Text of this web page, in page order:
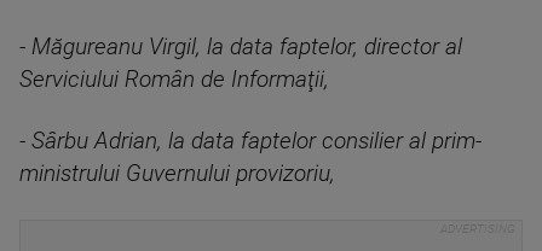
- Măgureanu Virgil, la data faptelor, director al
Serviciului Român de Informaţii,
- Sârbu Adrian, la data faptelor consilier al prim-
ministrului Guvernului provizoriu,